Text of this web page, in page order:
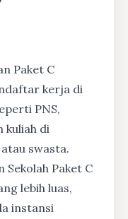
Paket C
kerja di
PNS,
kuliah di
swasta.
Sekolah Paket C
lebih luas,
instansi